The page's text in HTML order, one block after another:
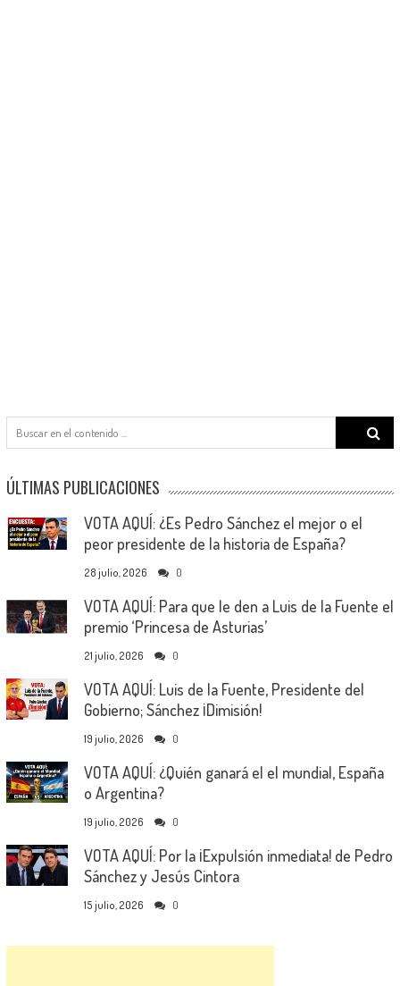
Search
ÚLTIMAS PUBLICACIONES
VOTA AQUÍ: ¿Es Pedro Sánchez el mejor o el
peor presidente de la historia de España?
28 julio, 2026 0
VOTA AQUÍ: Para que le den a Luis de la Fuente el
premio ‘Princesa de Asturias’
21 julio, 2026 0
VOTA AQUÍ: Luis de la Fuente, Presidente del
Gobierno; Sánchez ¡Dimisión!
19 julio, 2026 0
VOTA AQUÍ: ¿Quién ganará el el mundial, España
o Argentina?
19 julio, 2026 0
VOTA AQUÍ: Por la ¡Expulsión inmediata! de Pedro
Sánchez y Jesús Cintora
15 julio, 2026 0